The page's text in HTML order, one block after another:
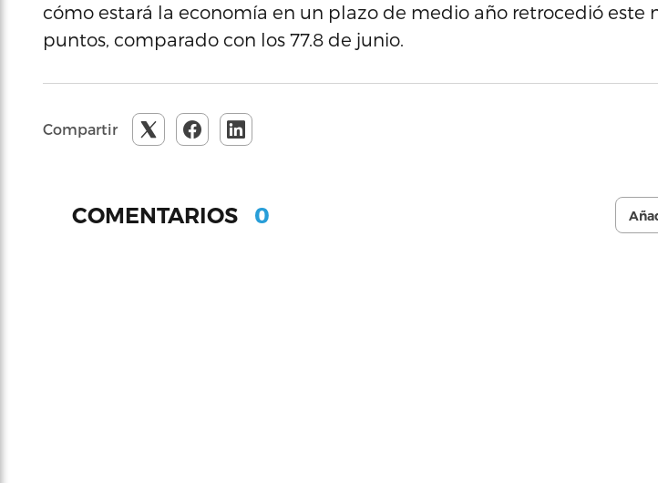
cómo estará la economía en un plazo de medio año retrocedió este
puntos, comparado con los 77.8 de junio.
Compartir
COMENTARIOS 0